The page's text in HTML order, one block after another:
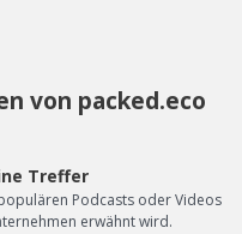
von packed.eco
Treffer
Podcasts oder Videos
erwähnt wird.